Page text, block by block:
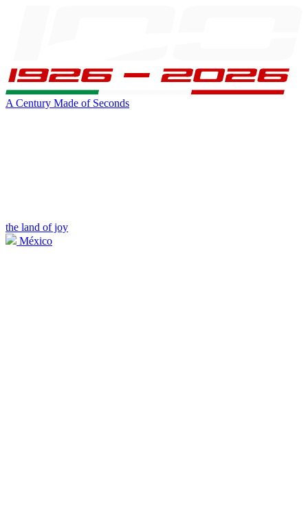
A Century Made of Seconds
the land of joy
México